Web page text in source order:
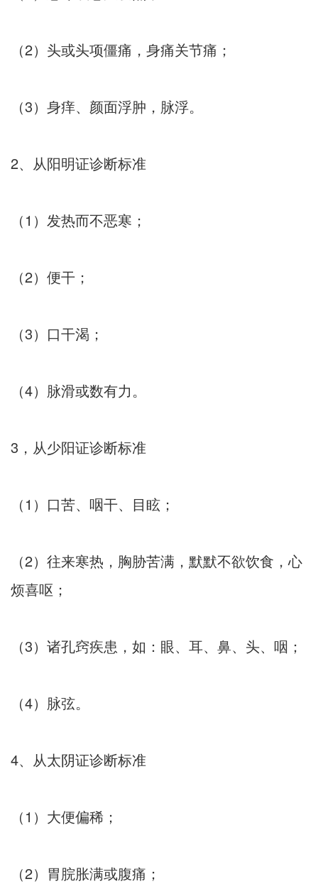
（2）头或头项僵痛，身痛关节痛；
（3）身痒、颜面浮肿，脉浮。
2、从阳明证诊断标准
（1）发热而不恶寒；
（2）便干；
（3）口干渴；
（4）脉滑或数有力。
3，从少阳证诊断标准
（1）口苦、咽干、目眩；
（2）往来寒热，胸胁苦满，默默不欲饮食，心
烦喜呕；
（3）诸孔窍疾患，如：眼、耳、鼻、头、咽；
（4）脉弦。
4、从太阴证诊断标准
（1）大便偏稀；
（2）胃脘胀满或腹痛；